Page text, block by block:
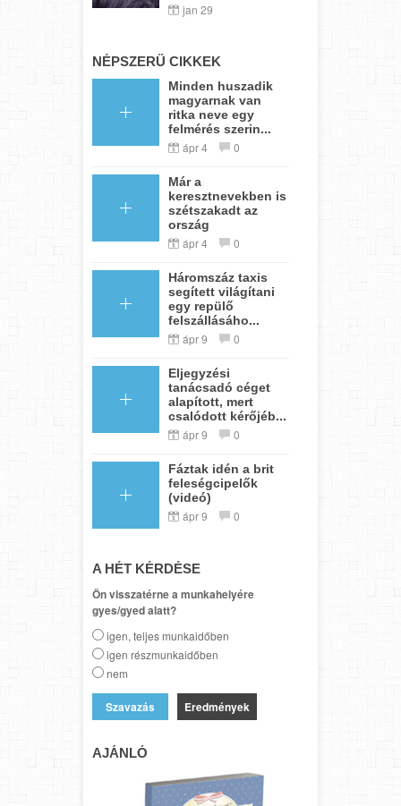
jan 29
NÉPSZERŰ CIKKEK
Minden huszadik
magyarnak van
ritka neve egy
felmérés szerin...
ápr 4 0
Már a
keresztnevekben is
szétszakadt az
ország
ápr 4 0
Háromszáz taxis
segített világítani
egy repülő
felszállásáho...
ápr 9 0
Eljegyzési
tanácsadó céget
alapított, mert
csalódott kérőjéb...
ápr 9 0
Fáztak idén a brit
feleségcipelők
(videó)
ápr 9 0
A HÉT KÉRDÉSE
Ön visszatérne a munkahelyére
gyes/gyed alatt?
igen, teljes munkaidőben
igen részmunkaidőben
nem
Eredmények
AJÁNLÓ